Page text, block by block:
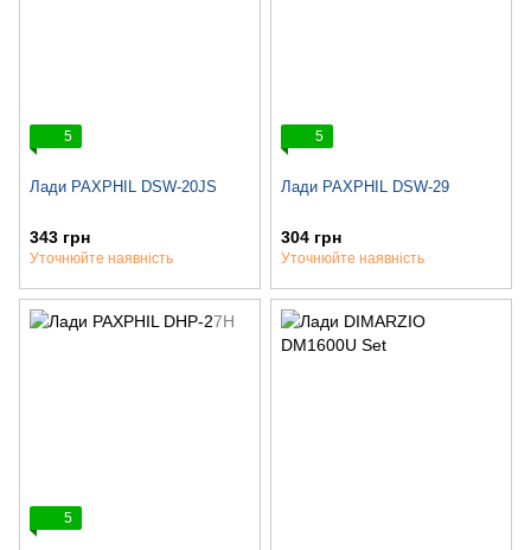
5
Лади PAXPHIL DSW-20JS
343 грн
Уточнюйте наявність
5
Лади PAXPHIL DSW-29
304 грн
Уточнюйте наявність
5